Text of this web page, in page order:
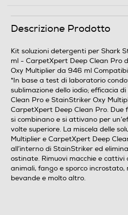
Descrizione Prodotto
Kit soluzioni detergenti per Shark
ml - CarpetXpert Deep Clean Pro
Oxy Multiplier da 946 ml
*In base a test di laboratorio
sublimazione dello iodio; efficacia
Clean Pro e StainStriker Oxy
CarpetXpert Deep Clean Pro. Due
si combinano e si attivano per
volte superiore. La miscela delle
Multiplier e CarpetXpert Deep
all’interno di StainStriker ed
ostinate. Rimuovi macchie e cattivi
animali, fango e sporco incrostato,
bevande e molto altro.